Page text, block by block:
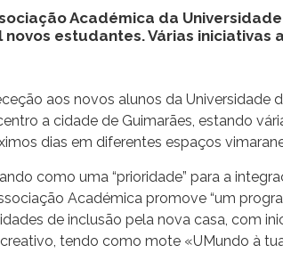
Académica da
novos estudantes. Várias iniciativas
aos novos alunos da Universidade
a cidade de Guimarães, estando
dias em diferentes espaços
como uma “prioridade” para a
Académica promove “um
de inclusão pela nova casa, com
tendo como mote «UMundo à tua